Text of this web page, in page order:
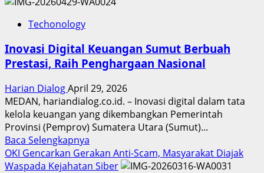
Techonology
Inovasi Digital Keuangan Sumut Berbuah
Prestasi, Raih Penghargaan Nasional
Harian DialogApril 29, 2026
MEDAN, hariandialog.co.id. – Inovasi digital dalam tata
kelola keuangan yang dikembangkan Pemerintah
Provinsi (Pemprov) Sumatera Utara (Sumut)...
Baca Selengkapnya
more
about
OKI Gencarkan Gerakan Anti-Scam, Masyarakat Diajak
Waspada Kejahatan Siber